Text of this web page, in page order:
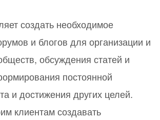
создать необходимое
и блогов для организации и
обсуждения статей и
постоянной
и достижения других целей.
клиентам создавать